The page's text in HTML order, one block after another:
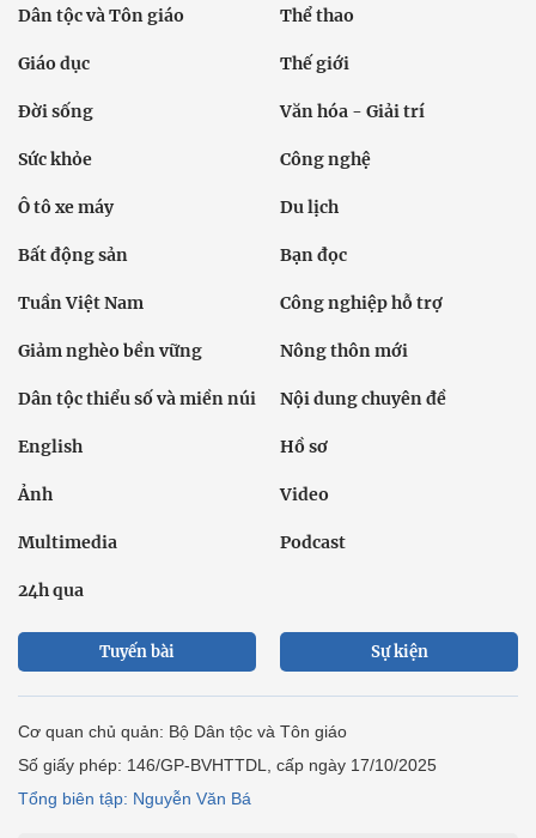
Dân tộc và Tôn giáo Thể thao
Giáo dục Thế giới
Đời sống Văn hóa - Giải trí
Sức khỏe Công nghệ
Ô tô xe máy Du lịch
Bất động sản Bạn đọc
Tuần Việt Nam Công nghiệp hỗ trợ
Giảm nghèo bền vững Nông thôn mới
Dân tộc thiểu số và miền núi Nội dung chuyên đề
English Hồ sơ
Ảnh Video
Multimedia Podcast
24h qua
Tuyến bài Sự kiện
Cơ quan chủ quản: Bộ Dân tộc và Tôn giáo
Số giấy phép: 146/GP-BVHTTDL, cấp ngày 17/10/2025
Tổng biên tập: Nguyễn Văn Bá